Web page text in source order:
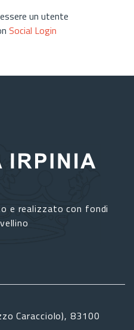
un utente
Social Login
e realizzato con fondi
Caracciolo), 83100